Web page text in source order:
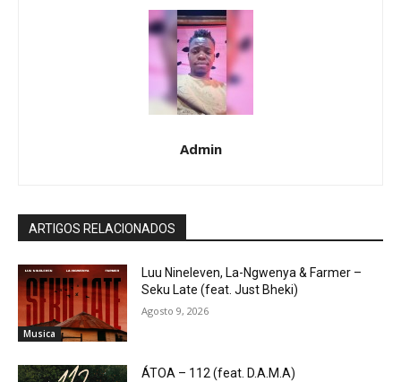
Admin
ARTIGOS RELACIONADOS
Musica
Luu Nineleven, La-Ngwenya & Farmer –
Seku Late (feat. Just Bheki)
Agosto 9, 2026
ÁTOA – 112 (feat. D.A.M.A)